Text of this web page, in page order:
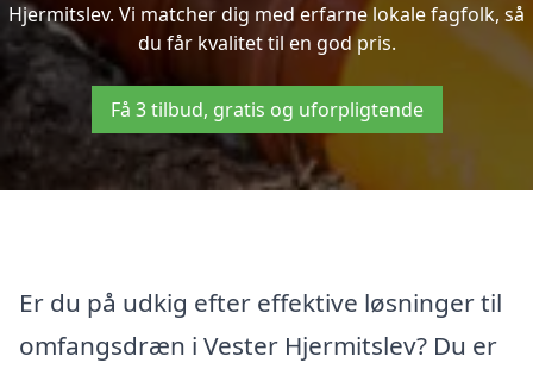
Hjermitslev. Vi matcher dig med erfarne lokale fagfolk, så
du får kvalitet til en god pris.
Få 3 tilbud, gratis og uforpligtende
Er du på udkig efter effektive løsninger til
omfangsdræn i Vester Hjermitslev? Du er